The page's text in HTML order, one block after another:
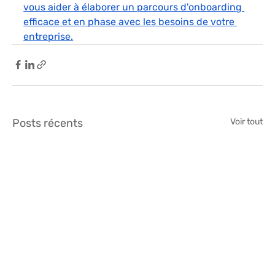
vous aider à élaborer un parcours d'onboarding
efficace et en phase avec les besoins de votre
entreprise.
Posts récents Voir tout